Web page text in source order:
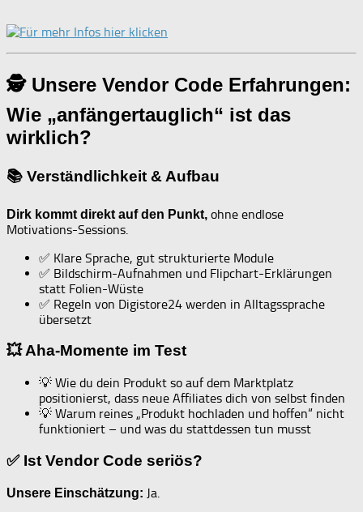
🕵 Unsere Vendor Code Erfahrungen:
Wie „anfängertauglich“ ist das
wirklich?
📚 Verständlichkeit & Aufbau
Dirk kommt direkt auf den Punkt, ohne endlose
Motivations-Sessions.
✅ Klare Sprache, gut strukturierte Module
✅ Bildschirm-Aufnahmen und Flipchart-Erklärungen
statt Folien-Wüste
✅ Regeln von Digistore24 werden in Alltagssprache
übersetzt
💥 Aha-Momente im Test
💡 Wie du dein Produkt so auf dem Marktplatz
positionierst, dass neue Affiliates dich von selbst finden
💡 Warum reines „Produkt hochladen und hoffen“ nicht
funktioniert – und was du stattdessen tun musst
✅ Ist Vendor Code seriös?
Unsere Einschätzung: Ja.